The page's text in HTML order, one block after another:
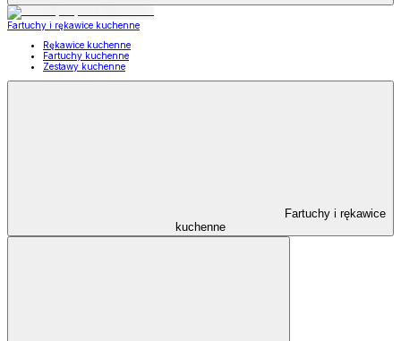
Fartuchy i rękawice kuchenne
Rękawice kuchenne
Fartuchy kuchenne
Zestawy kuchenne
Fartuchy i rękawice
kuchenne